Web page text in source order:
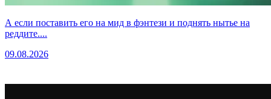
А если поставить его на мид в фэнтези и поднять нытье на
реддите....
09.08.2026